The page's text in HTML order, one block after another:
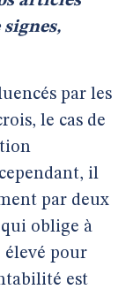
par les
le cas de
il
par deux
oblige à
élevé pour
est